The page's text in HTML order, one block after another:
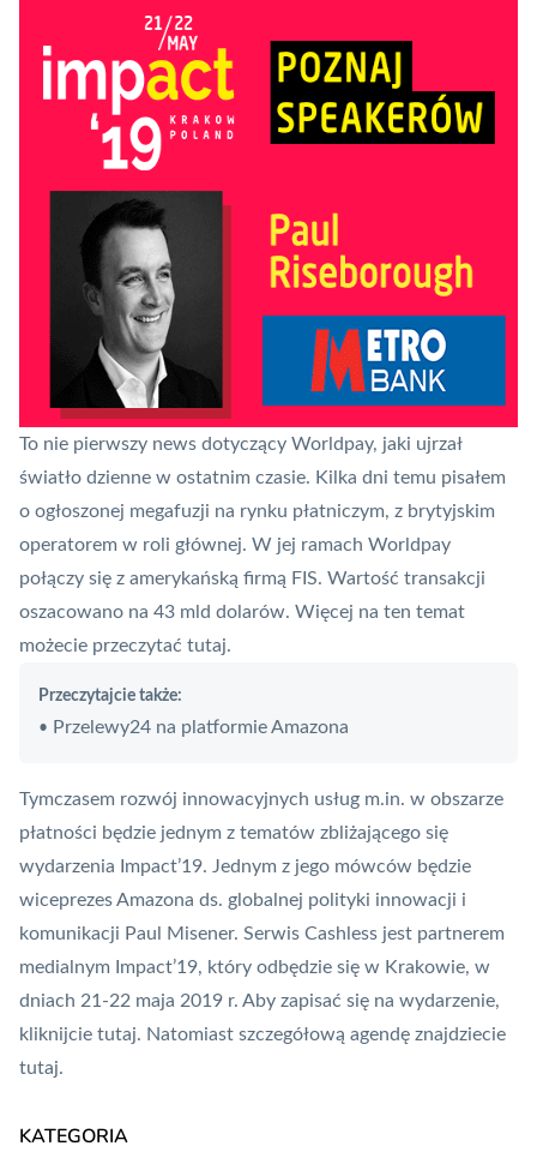
To nie pierwszy news dotyczący Worldpay, jaki ujrzał
światło dzienne w ostatnim czasie. Kilka dni temu pisałem
o ogłoszonej megafuzji na rynku płatniczym, z brytyjskim
operatorem w roli głównej. W jej ramach Worldpay
połączy się z amerykańską firmą FIS. Wartość transakcji
oszacowano na 43 mld dolarów. Więcej na ten temat
możecie przeczytać tutaj.
Przeczytajcie także:
• Przelewy24 na platformie Amazona
Tymczasem rozwój innowacyjnych usług m.in. w obszarze
płatności będzie jednym z tematów zbliżającego się
wydarzenia Impact’19. Jednym z jego mówców będzie
wiceprezes Amazona ds. globalnej polityki innowacji i
komunikacji Paul Misener. Serwis Cashless jest partnerem
medialnym Impact’19, który odbędzie się w Krakowie, w
dniach 21-22 maja 2019 r. Aby zapisać się na wydarzenie,
kliknijcie tutaj. Natomiast szczegółową agendę znajdziecie
tutaj.
KATEGORIA